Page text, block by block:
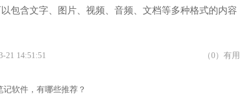
包含文字、图片、视频、音频、文档等多种格式的内容
21 14:51:51 （0）有用
软件，有哪些推荐？